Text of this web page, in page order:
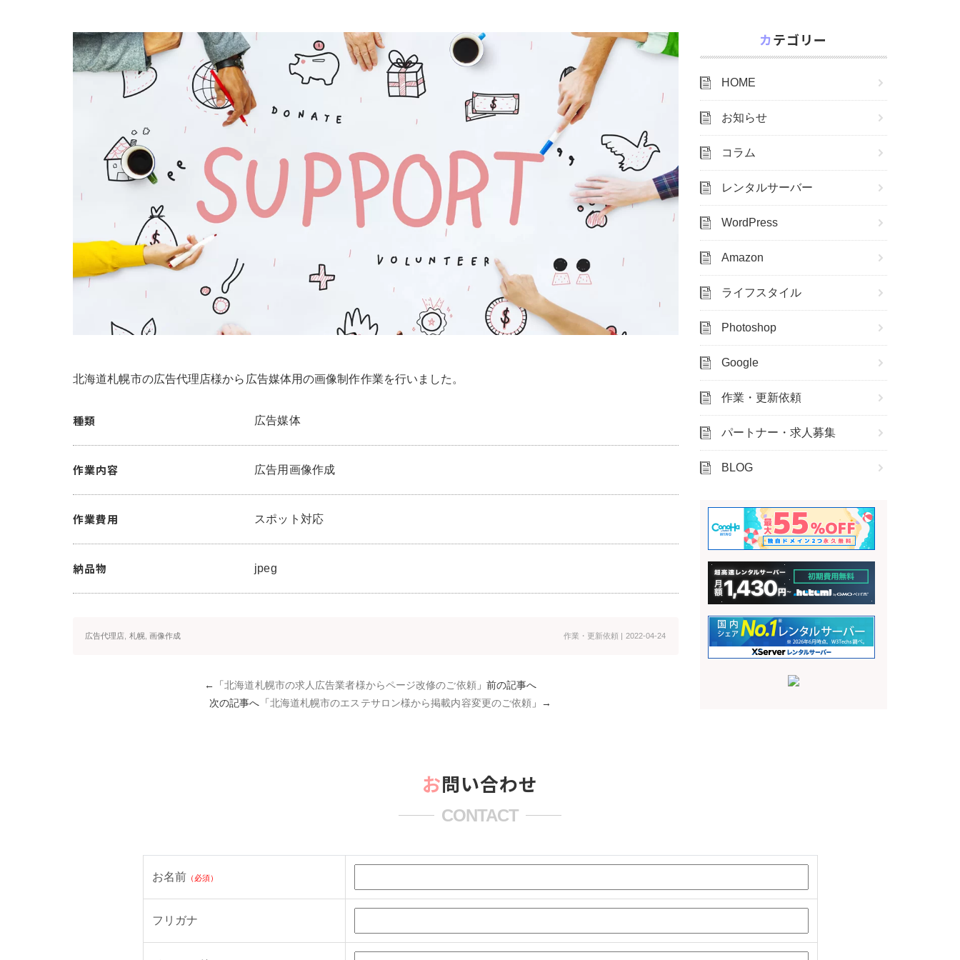
北海道札幌市の広告代理店様から広告媒体用の画像制作作業を行いました。
種類 広告媒体
作業内容 広告用画像作成
作業費用 スポット対応
納品物 jpeg
広告代理店 札幌, 画像作成 作業・更新依頼 | 2022-04-24
←「北海道札幌市の求人広告業者様からページ改修のご依頼」前の記事へ
次の記事へ「北海道札幌市のエステサロン様から掲載内容変更のご依頼 」→
カテゴリー
HOME
お知らせ
コラム
レンタルサーバー
WordPress
Amazon
ライフスタイル
Photoshop
Google
作業・更新依頼
パートナー・求人募集
BLOG
お問い合わせ
CONTACT
お名前 （必須）
フリガナ